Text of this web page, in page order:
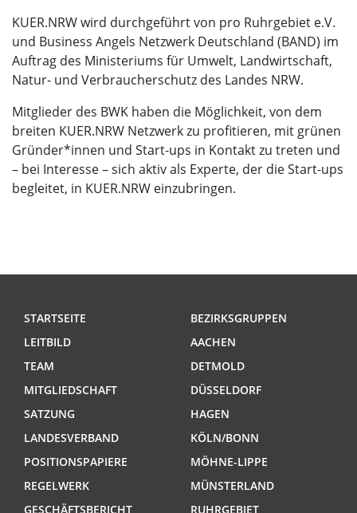
KUER.NRW wird durchgeführt von pro Ruhrgebiet e.V.
und Business Angels Netzwerk Deutschland (BAND) im
Auftrag des Ministeriums für Umwelt, Landwirtschaft,
Natur- und Verbraucherschutz des Landes NRW.
Mitglieder des BWK haben die Möglichkeit, von dem
breiten KUER.NRW Netzwerk zu profitieren, mit grünen
Gründer*innen und Start-ups in Kontakt zu treten und
– bei Interesse – sich aktiv als Experte, der die Start-ups
begleitet, in KUER.NRW einzubringen.
STARTSEITE
LEITBILD
TEAM
MITGLIEDSCHAFT
SATZUNG
LANDESVERBAND
POSITIONSPAPIERE
REGELWERK
GESCHÄFTSBERICHT
BEZIRKSGRUPPEN
AACHEN
DETMOLD
DÜSSELDORF
HAGEN
KÖLN/BONN
MÖHNE-LIPPE
MÜNSTERLAND
RUHRGEBIET